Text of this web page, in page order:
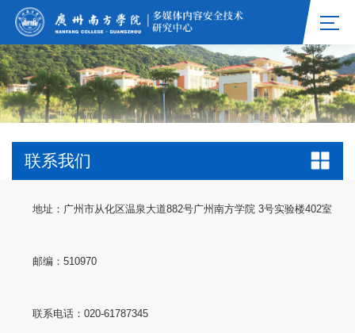
联系我们
地址：广州市从化区温泉大道882号广州南方学院 3号实验楼402室
邮编：510970
联系电话：020-61787345